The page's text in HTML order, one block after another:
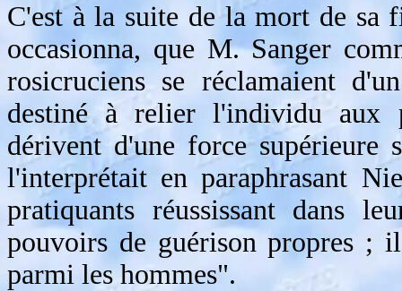
C'est à la suite de la mort de sa
occasionna, que M. Sanger
rosicruciens se réclamaient
destiné à relier l'individu aux
dérivent d'une force supérieure
l'interprétait en paraphrasant
pratiquants réussissant dans
pouvoirs de guérison propres ;
parmi les hommes".